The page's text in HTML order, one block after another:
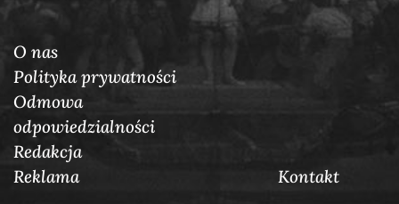
O nas
Polityka prywatności
Odmowa
odpowiedzialności
Redakcja
Reklama
Кontakt